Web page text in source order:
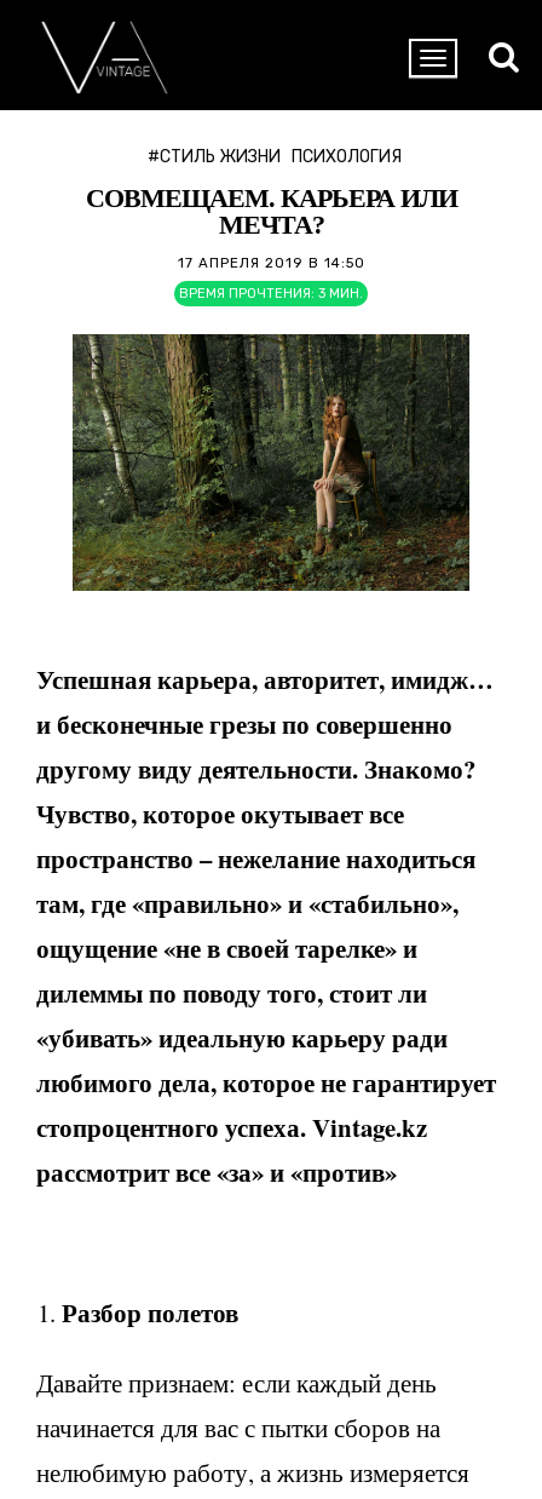
#СТИЛЬ ЖИЗНИ ПСИХОЛОГИЯ
СОВМЕЩАЕМ. КАРЬЕРА ИЛИ
МЕЧТА?
17 АПРЕЛЯ 2019 В 14:50
ВРЕМЯ ПРОЧТЕНИЯ: 3 МИН.
Успешная карьера, авторитет, имидж…
и бесконечные грезы по совершенно
другому виду деятельности. Знакомо?
Чувство, которое окутывает все
пространство – нежелание находиться
там, где «правильно» и «стабильно»,
ощущение «не в своей тарелке» и
дилеммы по поводу того, стоит ли
«убивать» идеальную карьеру ради
любимого дела, которое не гарантирует
стопроцентного успеха. Vintage.kz
рассмотрит все «за» и «против»
Разбор полетов
Давайте признаем: если каждый день
начинается для вас с пытки сборов на
нелюбимую работу, а жизнь измеряется